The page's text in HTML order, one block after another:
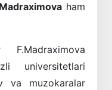
ham
universitetlari
va muzokaralar